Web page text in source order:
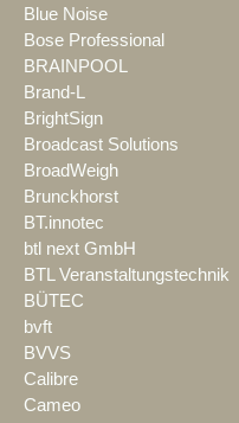
Blue Noise
Bose Professional
BRAINPOOL
Brand-L
BrightSign
Broadcast Solutions
BroadWeigh
Brunckhorst
BT.innotec
btl next GmbH
BTL Veranstaltungstechnik
BÜTEC
bvft
BVVS
Calibre
Cameo